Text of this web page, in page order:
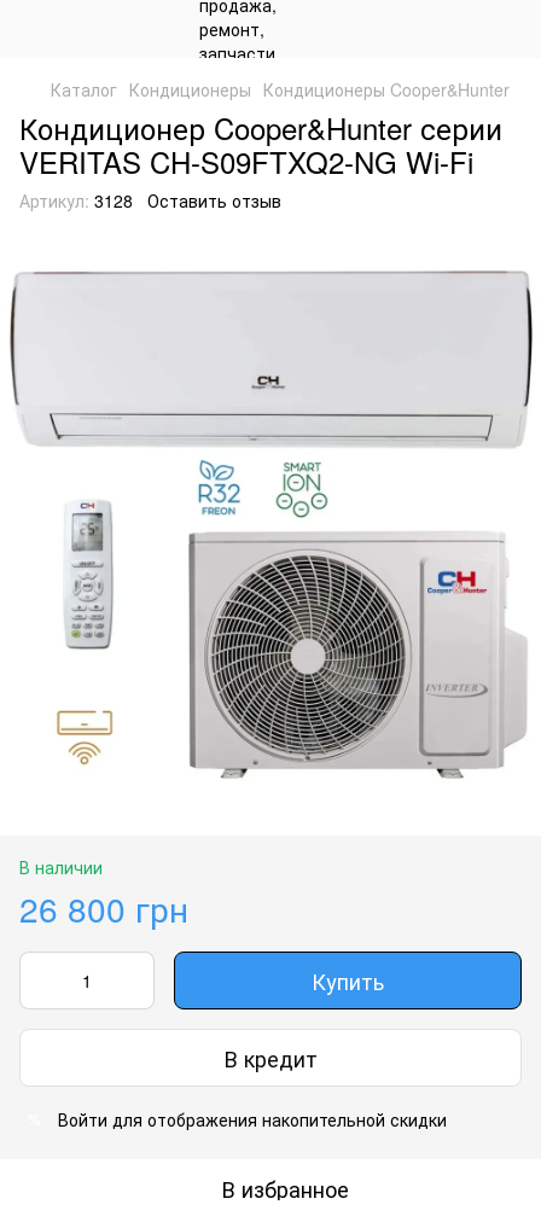
Каталог Кондиционеры Кондиционеры Cooper&Hunter
Кондиционер Cooper&Hunter серии
VERITAS CH-S09FTXQ2-NG Wi-Fi
Артикул: 3128 Оставить отзыв
В наличии
26 800 грн
Купить
В кредит
Войти для отображения накопительной скидки
В избранное